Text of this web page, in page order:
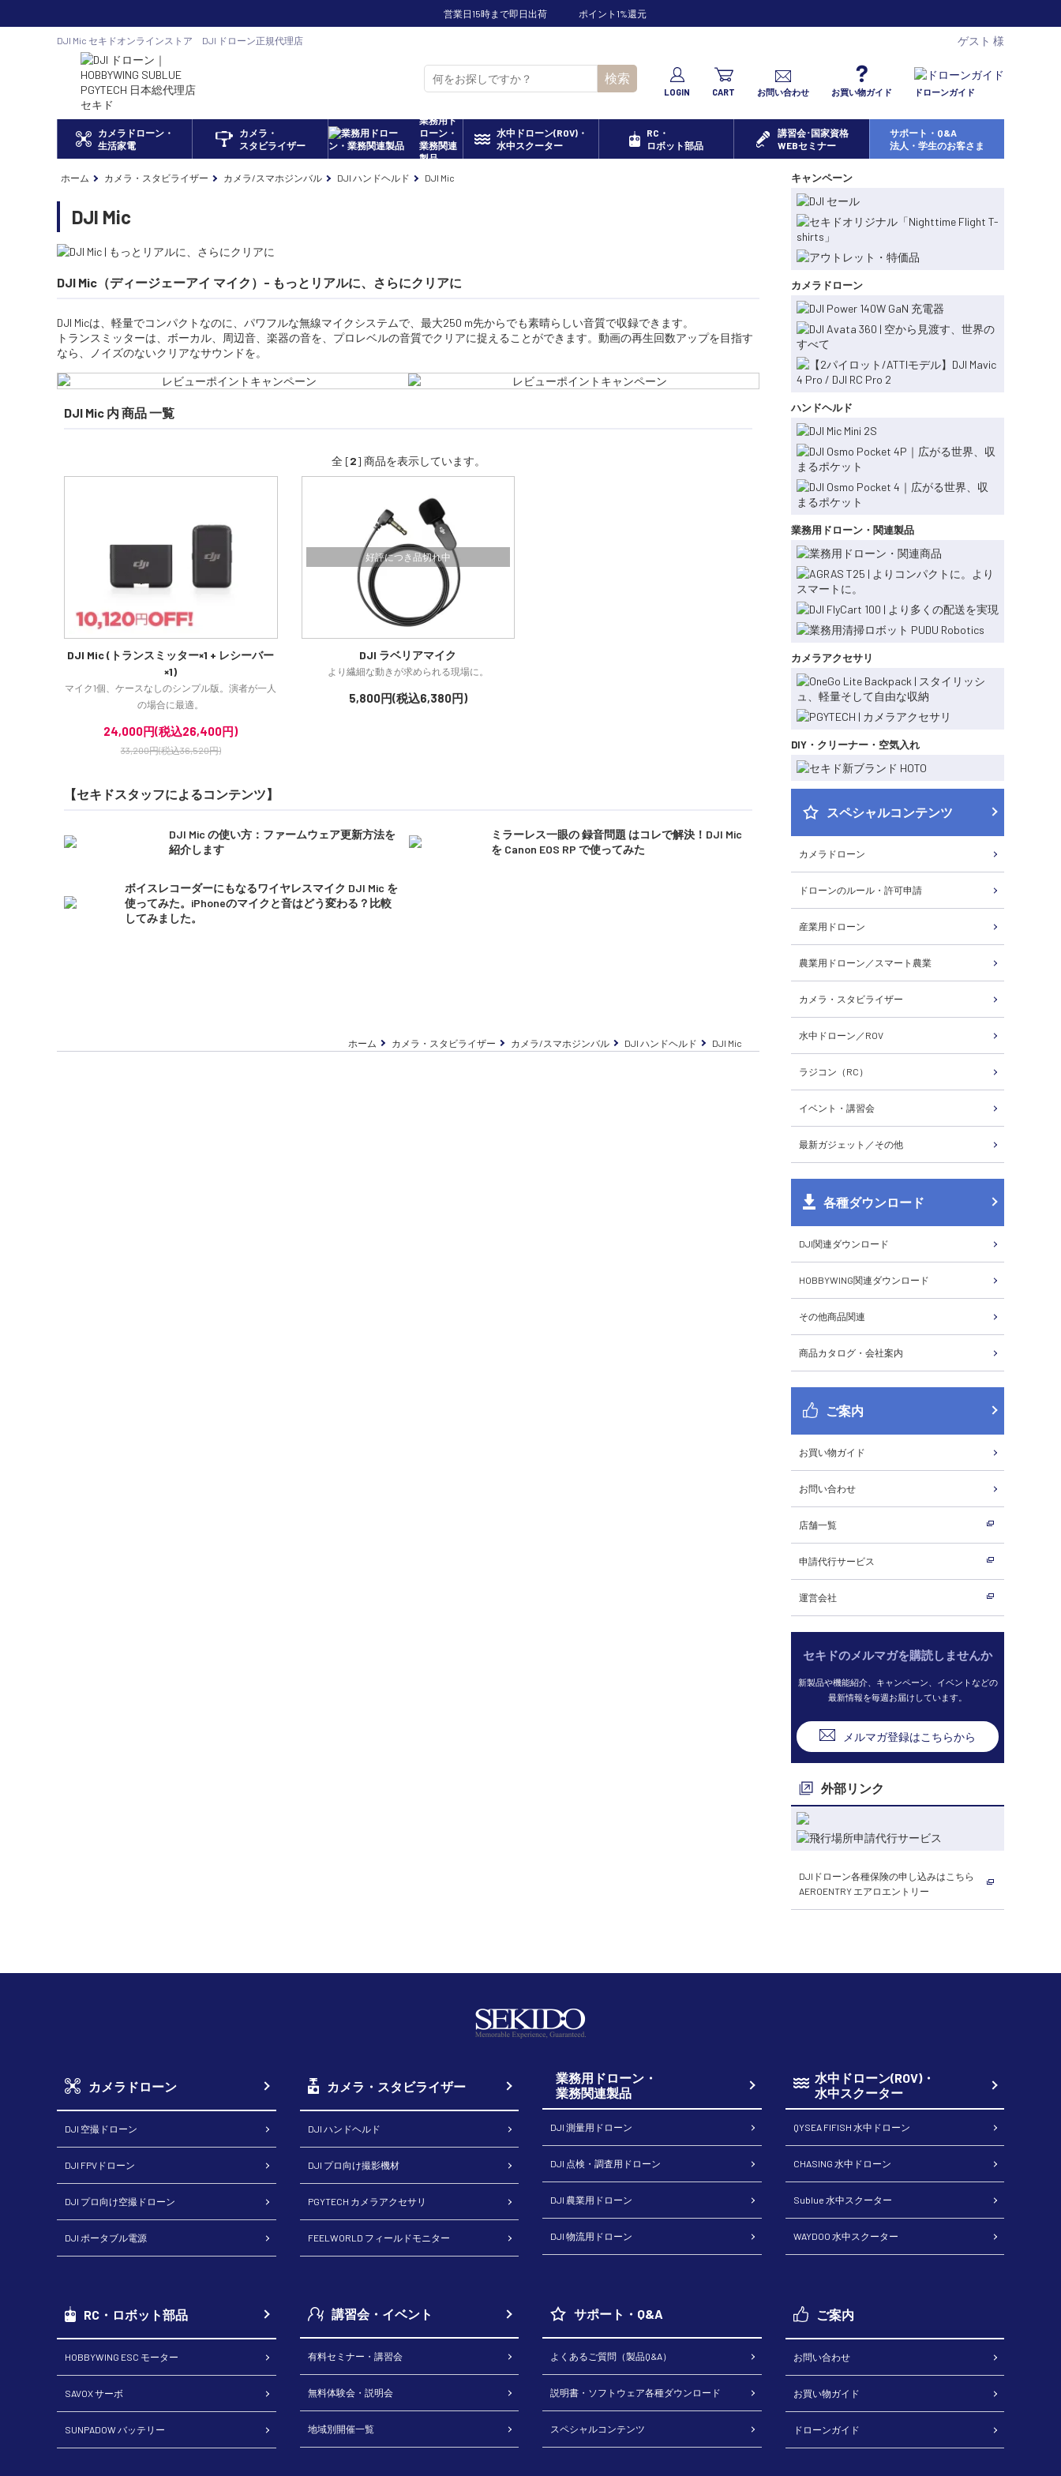
営業日15時まで即日出荷 ポイント1%還元
DJI Mic セキドオンラインストア DJI ドローン正規代理店 ゲスト 様
検索
LOGIN CART お問い合わせ お買い物ガイド ドローンガイド
カメラドローン・
生活家電
カメラ・
スタビライザー
業務用ド
ローン・
業務関連
製品
水中ドローン(ROV)・
水中スクーター
RC・
ロボット部品
講習会･国家資格
WEBセミナー
サポート・Q&A
法人・学生のお客さま
キャンペーン
カメラドローン
ハンドヘルド
業務用ドローン・関連製品
カメラアクセサリ
DIY・クリーナー・空気入れ
スペシャルコンテンツ
カメラドローン
ドローンのルール・許可申請
産業用ドローン
農業用ドローン／スマート農業
カメラ・スタビライザー
水中ドローン／ROV
ラジコン（RC）
イベント・講習会
最新ガジェット／その他
各種ダウンロード
DJI関連ダウンロード
HOBBYWING関連ダウンロード
その他商品関連
商品カタログ・会社案内
ご案内
お買い物ガイド
お問い合わせ
店舗一覧
申請代行サービス
運営会社
セキドのメルマガを購読しませんか
新製品や機能紹介、キャンペーン、イベントなどの
最新情報を毎週お届けしています。
メルマガ登録はこちらから
外部リンク
DJIドローン各種保険の申し込みはこちら
AEROENTRY エアロエントリー
ホーム カメラ・スタビライザー カメラ/スマホジンバル DJI ハンドヘルド DJI Mic
DJI Mic
DJI Mic（ディージェーアイ マイク）- もっとリアルに、さらにクリアに
DJI Micは、軽量でコンパクトなのに、パワフルな無線マイクシステムで、最大250 m先からでも素晴らしい音質で収録できます。
トランスミッターは、ボーカル、周辺音、楽器の音を、プロレベルの音質でクリアに捉えることができます。動画の再生回数アップを目指す
なら、ノイズのないクリアなサウンドを。
DJI Mic 内 商品 一覧
全 [2] 商品を表示しています。
DJI Mic (トランスミッター×1 + レシーバー
×1)
マイク1個、ケースなしのシンプル版。演者が一人
の場合に最適。
24,000円(税込26,400円)
33,200円(税込36,520円)
好評につき品切れ中
DJI ラベリアマイク
より繊細な動きが求められる現場に。
5,800円(税込6,380円)
【セキドスタッフによるコンテンツ】
DJI Mic の使い方：ファームウェア更新方法を
紹介します
ミラーレス一眼の 録音問題 はコレで解決！DJI Mic
を Canon EOS RP で使ってみた
ボイスレコーダーにもなるワイヤレスマイク DJI Mic を
使ってみた。iPhoneのマイクと音はどう変わる？比較
してみました。
ホーム カメラ・スタビライザー カメラ/スマホジンバル DJI ハンドヘルド DJI Mic
カメラドローン
DJI 空撮ドローン
DJI FPVドローン
DJI プロ向け空撮ドローン
DJI ポータブル電源
カメラ・スタビライザー
DJI ハンドヘルド
DJI プロ向け撮影機材
PGYTECH カメラアクセサリ
FEELWORLD フィールドモニター
業務用ドローン・
業務関連製品
DJI 測量用ドローン
DJI 点検・調査用ドローン
DJI 農業用ドローン
DJI 物流用ドローン
水中ドローン(ROV)・
水中スクーター
QYSEA FIFISH 水中ドローン
CHASING 水中ドローン
Sublue 水中スクーター
WAYDOO 水中スクーター
RC・ロボット部品
HOBBYWING ESC モーター
SAVOX サーボ
SUNPADOW バッテリー
講習会・イベント
有料セミナー・講習会
無料体験会・説明会
地域別開催一覧
サポート・Q&A
よくあるご質問（製品Q&A）
説明書・ソフトウェア各種ダウンロード
スペシャルコンテンツ
ご案内
お問い合わせ
お買い物ガイド
ドローンガイド